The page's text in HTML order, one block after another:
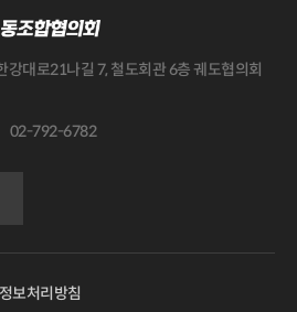
대로21나길 7, 철도회관 6층 궤도협의회
02-792-6782
보처리방침